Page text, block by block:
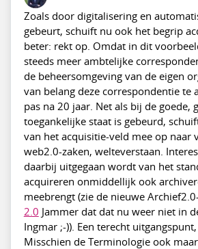
Zoals door digitalisering en
gebeurt, schuift nu ook het begrip
beter: rekt op. Omdat in dit
steeds meer ambtelijke
de beheersomgeving van de eigen
van belang deze correspondentie te
pas na 20 jaar. Net als bij de goede,
toegankelijke staat is gebeurd,
van het acquisitie-veld mee op naar
web2.0-zaken, welteverstaan.
daarbij uitgegaan wordt van het
acquireren onmiddellijk ook
meebrengt (zie de nieuwe
2.0 Jammer dat dat nu weer niet in
Ingmar ;-)). Een terecht
Misschien de Terminologie ook